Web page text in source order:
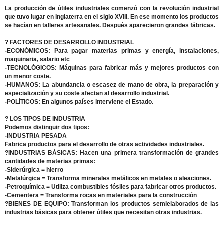
La producción de útiles industriales comenzó con la revolución industrial
que tuvo lugar en Inglaterra en el siglo XVIII. En ese momento los productos
se hacían en talleres artesanales. Después aparecieron grandes fábricas.
? FACTORES DE DESARROLLO INDUSTRIAL
-ECONÓMICOS: Para pagar materias primas y energía, instalaciones,
maquinaria, salario etc
-TECNOLÓGICOS: Máquinas para fabricar más y mejores productos con
un menor coste.
-HUMANOS: La abundancia o escasez de mano de obra, la preparación y
especialización y su coste afectan al desarrollo industrial.
-POLÍTICOS: En algunos países interviene el Estado.
? LOS TIPOS DE INDUSTRIA
Podemos distinguir dos tipos:
-INDUSTRIA PESADA
Fabrica productos para el desarrollo de otras actividades industriales.
?INDUSTRIAS BÁSICAS: Hacen una primera transformación de grandes
cantidades de materias primas:
-Siderúrgica = hierro
-Metalúrgica = Transforma minerales metálicos en metales o aleaciones.
-Petroquímica = Utiliza combustibles fósiles para fabricar otros productos.
-Cementera = Transforma rocas en materiales para la construcción
?BIENES DE EQUIPO: Transforman los productos semielaborados de las
industrias básicas para obtener útiles que necesitan otras industrias.